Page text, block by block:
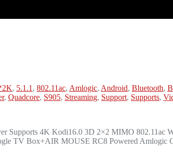
, 5.1.1 , 802.11ac, Amlogic, Android, Bluetooth,
, Quadcore, S905, Streaming, Support, Supports,
Supports 4K Kodi16.0 3D 2×2 MIMO
TV Box+AIR MOUSE RC8 Powered Amlogic